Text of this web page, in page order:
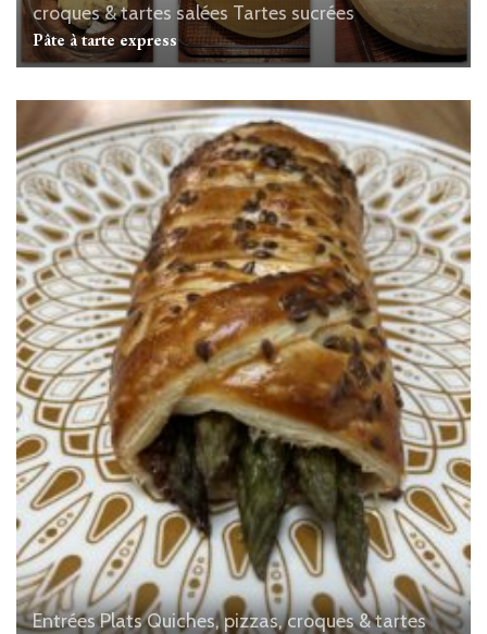
croques & tartes salées Tartes sucrées
Pâte à tarte express
EntréesPlatsQuiches, pizzas, croques & tartes